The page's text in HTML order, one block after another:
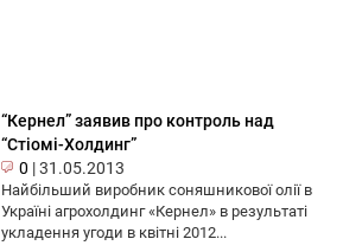
“Кернел” заявив про контроль над
“Стіомі-Холдинг”
0 |31.05.2013
Найбільший виробник соняшникової олії в
Україні агрохолдинг «Кернел» в результаті
укладення угоди в квітні 2012...